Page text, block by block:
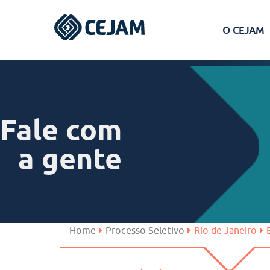
O CEJAM
Ferraz de Vasconcelos
São José dos Campos
Fale com
a gente
Home Processo Seletivo Rio de Janeiro